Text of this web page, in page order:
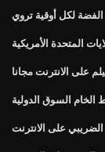
الفضة لكل أوقية تروي
المتحدة الأمريكية
على الانترنت مجانا
الخام السوق الدولية
على الانترنت